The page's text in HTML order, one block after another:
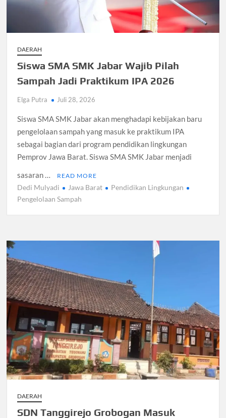
DAERAH
Siswa SMA SMK Jabar Wajib Pilah
Sampah Jadi Praktikum IPA 2026
Elga Putra Juli 28, 2026
Siswa SMA SMK Jabar akan menghadapi kebijakan baru
pengelolaan sampah yang masuk ke praktikum IPA
sebagai bagian dari program pendidikan lingkungan
Pemprov Jawa Barat. Siswa SMA SMK Jabar menjadi
sasaran …
READ MORE
Dedi Mulyadi Jawa Barat
Pendidikan Lingkungan
Pengelolaan Sampah
DAERAH
SDN Tanggirejo Grobogan Masuk